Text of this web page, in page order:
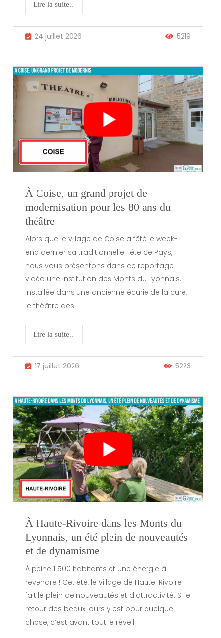
Lire la suite...
24 juillet 2026 5219
À Coise, un grand projet de
modernisation pour les 80 ans du
théâtre
Alors que le village de Coise a fêté le week-
end dernier sa traditionnelle Fête de Pays,
nous vous présentons dans ce reportage
vidéo une institution des Monts du Lyonnais.
Installée dans une ancienne écurie de la cure,
le théâtre des
Lire la suite...
17 juillet 2026 5223
À Haute-Rivoire dans les Monts du
Lyonnais, un été plein de nouveautés
et de dynamisme
À peine 1 500 habitants et une énergie à
revendre ! Cet été, le village de Haute-Rivoire
fait le plein de nouveautés et d’attractivité. Si le
retour des beaux jours y est pour quelque
chose, c’est avant tout le réveil